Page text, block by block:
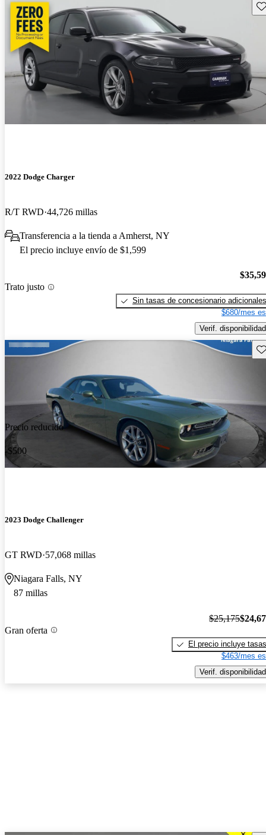
2022 Dodge Charger
R/T RWD 44,726 millas
Transferencia a la tienda a Amherst, NY
El precio incluye envío de $1,599
Trato justo
Sin tasas de concesionario adicionales
$680/mes
Verif. disponibilidad
Precio reducido
-$500
2023 Dodge Challenger
GT RWD 57,068 millas
Niagara Falls, NY
87 millas
Gran oferta
$25,175
El precio incluye tasas
$463/mes
Verif. disponibilidad